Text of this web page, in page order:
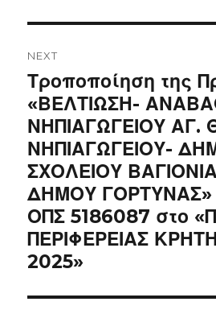
NEXT
Next
post:
Τροποποίηση της
«ΒΕΛΤΙΩΣΗ-
ΝΗΠΙΑΓΩΓΕΙΟΥ ΑΓ.
ΝΗΠΙΑΓΩΓΕΙΟΥ-
ΣΧΟΛΕΙΟΥ
ΔΗΜΟΥ ΓΟΡΤΥΝΑΣ»
ΟΠΣ 5186087 στο
ΠΕΡΙΦΕΡΕΙΑΣ
2025»